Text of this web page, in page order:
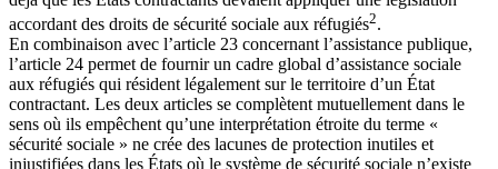
accordant des droits de sécurité sociale aux réfugiés2.
En combinaison avec l’article 23 concernant l’assistance publique,
l’article 24 permet de fournir un cadre global d’assistance sociale
aux réfugiés qui résident légalement sur le territoire d’un État
contractant. Les deux articles se complètent mutuellement dans le
sens où ils empêchent qu’une interprétation étroite du terme «
sécurité sociale » ne crée des lacunes de protection inutiles et
injustifiées dans les États où le système de sécurité sociale n’existe